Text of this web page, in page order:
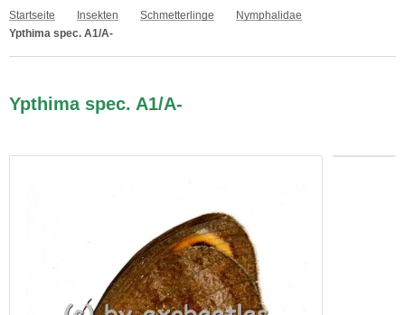
Startseite Insekten Schmetterlinge
Nymphalidae
Ypthima spec. A1/A-
Ypthima spec. A1/A-